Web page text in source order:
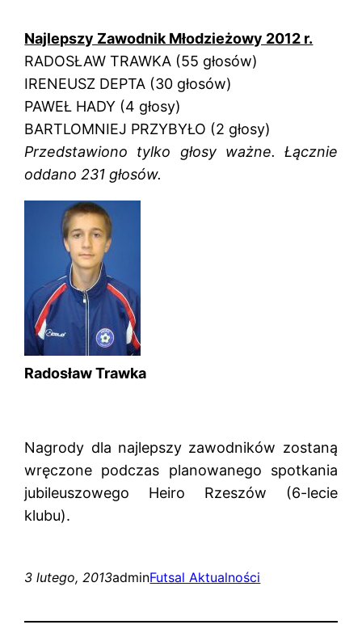
Najlepszy Zawodnik Młodzieżowy 2012 r.
RADOSŁAW TRAWKA (55 głosów)
IRENEUSZ DEPTA (30 głosów)
PAWEŁ HADY (4 głosy)
BARTLOMNIEJ PRZYBYŁO (2 głosy)
Przedstawiono tylko głosy ważne. Łącznie
oddano 231 głosów.
Radosław Trawka
Nagrody dla najlepszy zawodników zostaną
wręczone podczas planowanego spotkania
jubileuszowego Heiro Rzeszów (6-lecie
klubu).
3 lutego, 2013adminFutsal Aktualności